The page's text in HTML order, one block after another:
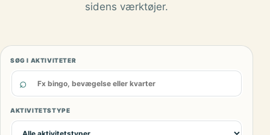
sidens værktøjer.
SØG I AKTIVITETER
⌕
AKTIVITETSTYPE